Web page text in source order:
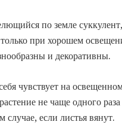
по земле
при хорошем
и декоративны.
чувствует на
не чаще одного
случае, если листья вянут.